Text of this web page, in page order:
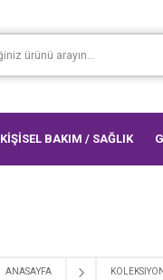
KİŞİSEL BAKIM / SAĞLIK
ANASAYFA